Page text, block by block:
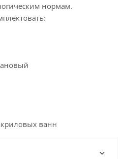
нормам.
ванн